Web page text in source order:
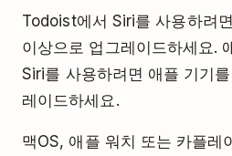
Todoist에서 Siri를 사용하려
이상으로 업그레이드하세요.
Siri를 사용하려면 애플 기기
레이드하세요.
맥OS, 애플 워치 또는 카플레